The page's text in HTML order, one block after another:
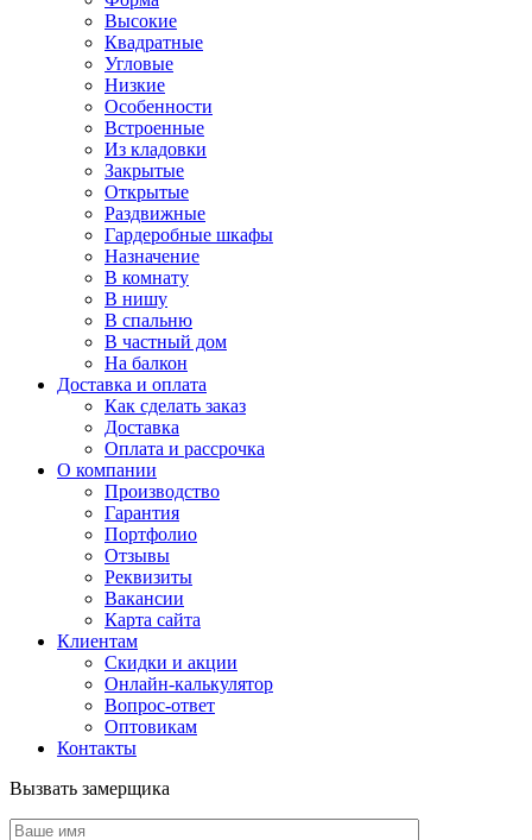
Высокие
Квадратные
Угловые
Низкие
Особенности
Встроенные
Из кладовки
Закрытые
Открытые
Раздвижные
Гардеробные шкафы
Назначение
В комнату
В нишу
В спальню
В частный дом
На балкон
Доставка и оплата
Как сделать заказ
Доставка
Оплата и рассрочка
О компании
Производство
Гарантия
Портфолио
Отзывы
Реквизиты
Вакансии
Карта сайта
Клиентам
Скидки и акции
Онлайн-калькулятор
Вопрос-ответ
Оптовикам
Контакты
Вызвать замерщика